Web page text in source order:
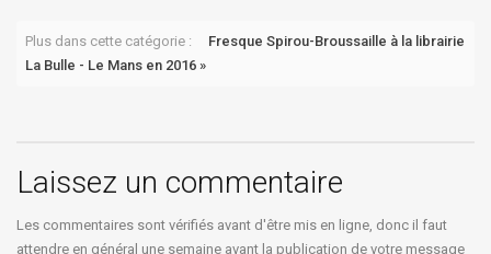
Plus dans cette catégorie :
Fresque Spirou-Broussaille à la librairie
La Bulle - Le Mans en 2016 »
Laissez un commentaire
Les commentaires sont vérifiés avant d'être mis en ligne, donc il faut
attendre en général une semaine avant la publication de votre message